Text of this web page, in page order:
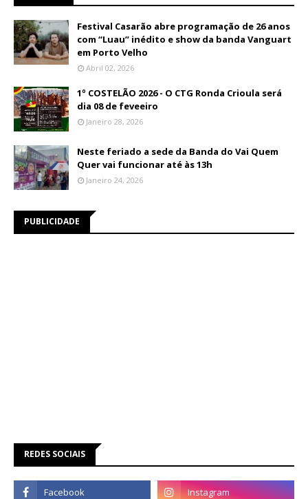
Festival Casarão abre programação de 26 anos
com “Luau” inédito e show da banda Vanguart
em Porto Velho
Abril 02, 2026
1º COSTELÃO 2026 - O CTG Ronda Crioula será
dia 08 de feveeiro
Janeiro 28, 2026
Neste feriado a sede da Banda do Vai Quem
Quer vai funcionar até às 13h
Janeiro 24, 2026
PUBLICIDADE
REDES SOCIAIS